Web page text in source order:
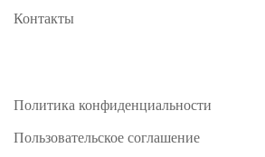
Контакты
Политика конфиденциальности
Пользовательское соглашение